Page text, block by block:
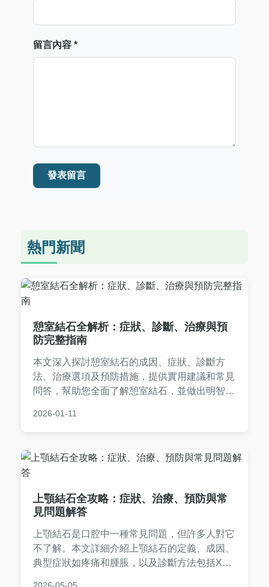
留言內容 *
發表留言
熱門新聞
憩室結石全解析：症狀、診斷、治療與預
防完整指南
本文深入探討憩室結石的成因、症狀、診斷方
法、治療選項及預防措施，提供實用建議和常見
問答，幫助您全面了解憩室結石，並做出明智的
保資訊準確可靠。
2026-01-11
上顎結石全攻略：症狀、治療、預防與常
見問題解答
上顎結石是口腔中一種常見問題，但許多人對它
不了解。本文詳細介紹上顎結石的定義、成因、
典型症狀如疼痛和腫脹，以及診斷方法包括X光